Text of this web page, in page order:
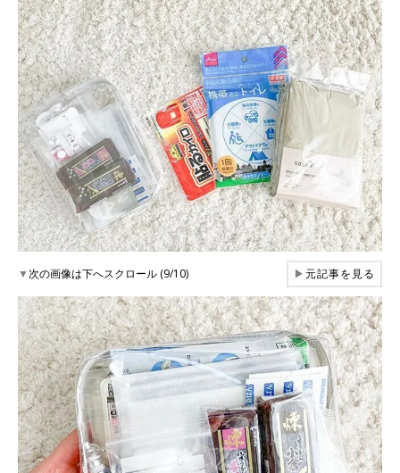
▼次の画像は下へスクロール (9/10) ▶元記事を見る